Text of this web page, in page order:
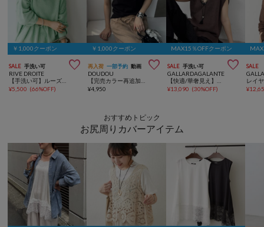
￥1,000クーポン
SALE 手洗い可 
RIVE DROITE
¥5,500 (66%OFF)
￥1,000クーポン
再入荷 一部予約 動画 
DOUDOU
¥4,950
MAX15％OFFクーポン
SALE 手洗い可 
GALLARDAGALANTE
¥13,090 (30%OFF)
SALE
¥
おすすめトピック
お尻周りカバーアイテム